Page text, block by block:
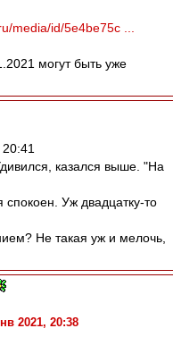
media/id/5e4be75c ...
могут быть уже
казался выше. "На
спокоен. Уж двадцатку-то
Не такая уж и мелочь,
2021, 20:38